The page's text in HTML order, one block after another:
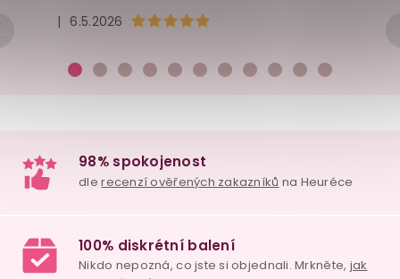
Hodnocení obchodu je 5 z 5 hvězdiček.
| 6.5.2026